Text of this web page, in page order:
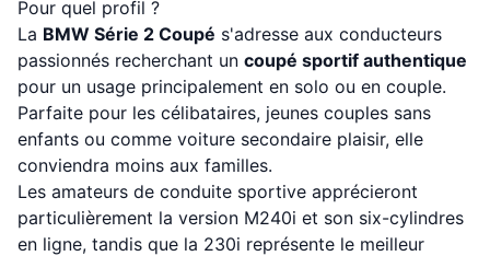
Pour quel profil ?
La BMW Série 2 Coupé s'adresse aux conducteurs
passionnés recherchant un coupé sportif authentique
pour un usage principalement en solo ou en couple.
Parfaite pour les célibataires, jeunes couples sans
enfants ou comme voiture secondaire plaisir, elle
conviendra moins aux familles.
Les amateurs de conduite sportive apprécieront
particulièrement la version M240i et son six-cylindres
en ligne, tandis que la 230i représente le meilleur